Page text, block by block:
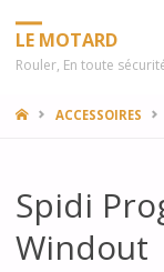
LE MOTARD
Rouler, En toute
HOMEACCESSOIRES
Spidi
Windout